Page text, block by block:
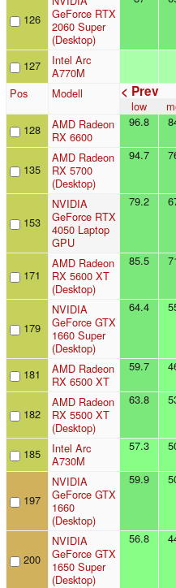
126
GeForce RTX
2060 Super
(Desktop)
127
Intel Arc
A770M
Pos Modell < Prev
low
128
AMD Radeon
RX 6600
96.8
135
AMD Radeon
RX 5700
(Desktop)
94.7
153
NVIDIA
GeForce RTX
4050 Laptop
GPU
79.2
171
AMD Radeon
RX 5600 XT
(Desktop)
85.5
179
NVIDIA
GeForce GTX
1660 Super
(Desktop)
64.4
181
AMD Radeon
RX 6500 XT
59.7
182
AMD Radeon
RX 5500 XT
(Desktop)
63.8
185
Intel Arc
A730M
57.3
197
NVIDIA
GeForce GTX
1660
(Desktop)
59.9
200
NVIDIA
GeForce GTX
1650 Super
(Desktop)
56.8